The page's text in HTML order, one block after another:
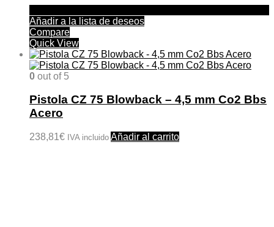
Añadir a la lista de deseos
Compare
Quick View
0 out of 5
Pistola CZ 75 Blowback – 4,5 mm Co2 Bbs
Acero
238,81€ IVA incluido Añadir al carrito